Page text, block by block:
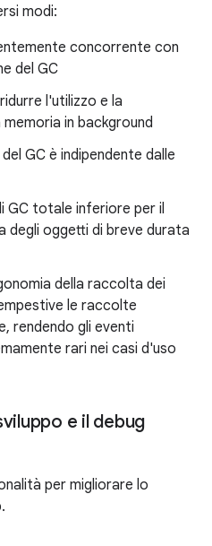
modi:
concorrente con
del GC
l'utilizzo e la
in background
GC è indipendente dalle
GC totale inferiore per il
degli oggetti di breve durata
della raccolta dei
le raccolte
rendendo gli eventi
rari nei casi d'uso
e il debug
per migliorare lo